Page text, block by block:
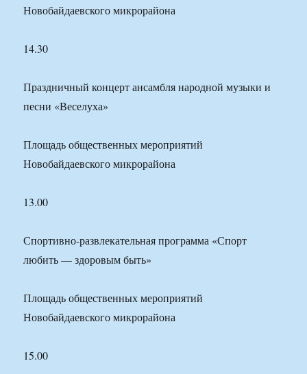
Новобайдаевского микрорайона
14.30
Праздничный концерт ансамбля народной музыки и
песни «Веселуха»
Площадь общественных мероприятий
Новобайдаевского микрорайона
13.00
Спортивно-развлекательная программа «Спорт
любить — здоровым быть»
Площадь общественных мероприятий
Новобайдаевского микрорайона
15.00